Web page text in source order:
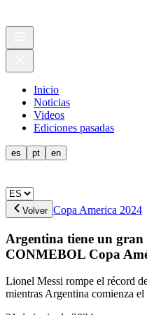
Inicio
Noticias
Videos
Ediciones pasadas
es pt en
Volver Copa America 2024
Argentina tiene un gran
CONMEBOL Copa
Lionel Messi rompe el récord
mientras Argentina comienza